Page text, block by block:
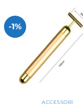
-1%
ACCESSORI